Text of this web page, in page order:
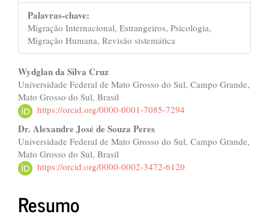
Palavras-chave:
Migração Internacional, Estrangeiros, Psicologia,
Migração Humana, Revisão sistemática
Conteúdo
do
artigo
principal
Wydglan da Silva Cruz
Universidade Federal de Mato Grosso do Sul, Campo Grande,
Mato Grosso do Sul, Brasil
https://orcid.org/0000-0001-7085-7294
Dr. Alexandre José de Souza Peres
Universidade Federal de Mato Grosso do Sul, Campo Grande,
Mato Grosso do Sul, Brasil
https://orcid.org/0000-0002-3472-6120
Resumo